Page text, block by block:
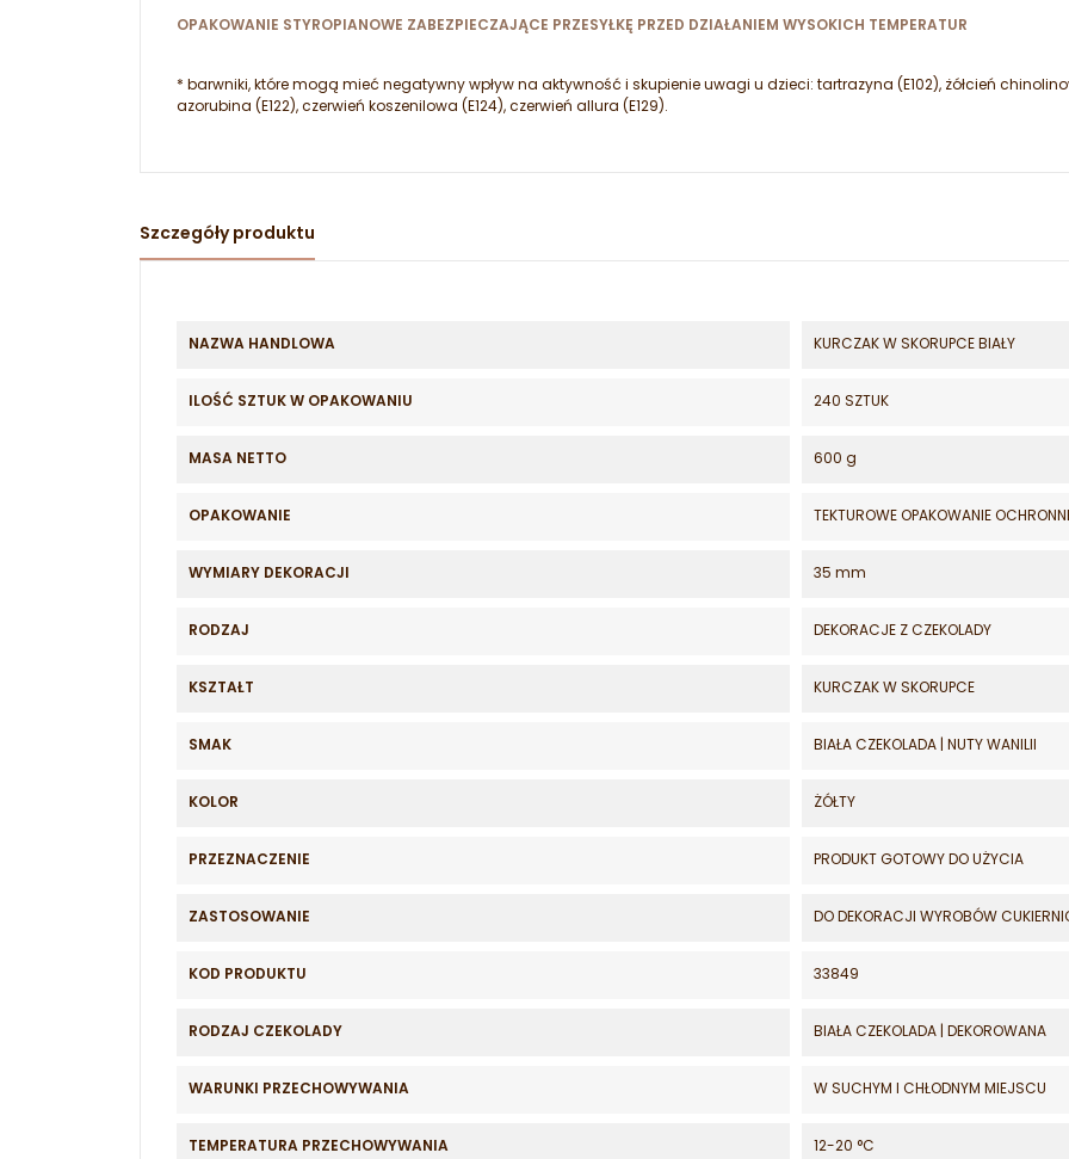
OPAKOWANIE STYROPIANOWE ZABEZPIECZAJĄCE PRZESYŁKĘ PRZED DZIAŁANIEM WYSOKICH TEMPERATUR
* barwniki, które mogą mieć negatywny wpływ na aktywność i skupienie uwagi u dzieci: tartrazyna (E102), żółcień
azorubina (E122), czerwień koszenilowa (E124), czerwień allura (E129).
Szczegóły produktu
NAZWA HANDLOWA KURCZAK W SKORUPCE BIAŁY
ILOŚĆ SZTUK W OPAKOWANIU 240 SZTUK
MASA NETTO 600 g
OPAKOWANIE TEKTUROWE OPAKOWANIE
WYMIARY DEKORACJI 35 mm
RODZAJ DEKORACJE Z CZEKOLADY
KSZTAŁT KURCZAK W SKORUPCE
SMAK BIAŁA CZEKOLADA | NUTY WANILII
KOLOR ŻÓŁTY
PRZEZNACZENIE PRODUKT GOTOWY DO UŻYCIA
ZASTOSOWANIE DO DEKORACJI WYROBÓW
KOD PRODUKTU 33849
RODZAJ CZEKOLADY BIAŁA CZEKOLADA | DEKOROWANA
WARUNKI PRZECHOWYWANIA W SUCHYM I CHŁODNYM MIEJSCU
TEMPERATURA PRZECHOWYWANIA 12-20 °C